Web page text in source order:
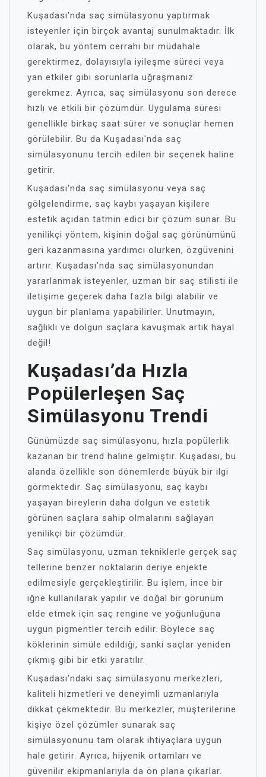
Kuşadası'nda saç simülasyonu yaptırmak
isteyenler için birçok avantaj sunulmaktadır. İlk
olarak, bu yöntem cerrahi bir müdahale
gerektirmez, dolayısıyla iyileşme süreci veya
yan etkiler gibi sorunlarla uğraşmanız
gerekmez. Ayrıca, saç simülasyonu son derece
hızlı ve etkili bir çözümdür. Uygulama süresi
genellikle birkaç saat sürer ve sonuçlar hemen
görülebilir. Bu da Kuşadası'nda saç
simülasyonunu tercih edilen bir seçenek haline
getirir.
Kuşadası'nda saç simülasyonu veya saç
gölgelendirme, saç kaybı yaşayan kişilere
estetik açıdan tatmin edici bir çözüm sunar. Bu
yenilikçi yöntem, kişinin doğal saç görünümünü
geri kazanmasına yardımcı olurken, özgüvenini
artırır. Kuşadası'nda saç simülasyonundan
yararlanmak isteyenler, uzman bir saç stilisti ile
iletişime geçerek daha fazla bilgi alabilir ve
uygun bir planlama yapabilirler. Unutmayın,
sağlıklı ve dolgun saçlara kavuşmak artık hayal
değil!
Kuşadası’da Hızla
Popülerleşen Saç
Simülasyonu Trendi
Günümüzde saç simülasyonu, hızla popülerlik
kazanan bir trend haline gelmiştir. Kuşadası, bu
alanda özellikle son dönemlerde büyük bir ilgi
görmektedir. Saç simülasyonu, saç kaybı
yaşayan bireylerin daha dolgun ve estetik
görünen saçlara sahip olmalarını sağlayan
yenilikçi bir çözümdür.
Saç simülasyonu, uzman tekniklerle gerçek saç
tellerine benzer noktaların deriye enjekte
edilmesiyle gerçekleştirilir. Bu işlem, ince bir
iğne kullanılarak yapılır ve doğal bir görünüm
elde etmek için saç rengine ve yoğunluğuna
uygun pigmentler tercih edilir. Böylece saç
köklerinin simüle edildiği, sanki saçlar yeniden
çıkmış gibi bir etki yaratılır.
Kuşadası'ndaki saç simülasyonu merkezleri,
kaliteli hizmetleri ve deneyimli uzmanlarıyla
dikkat çekmektedir. Bu merkezler, müşterilerine
kişiye özel çözümler sunarak saç
simülasyonunu tam olarak ihtiyaçlara uygun
hale getirir. Ayrıca, hijyenik ortamları ve
güvenilir ekipmanlarıyla da ön plana çıkarlar.